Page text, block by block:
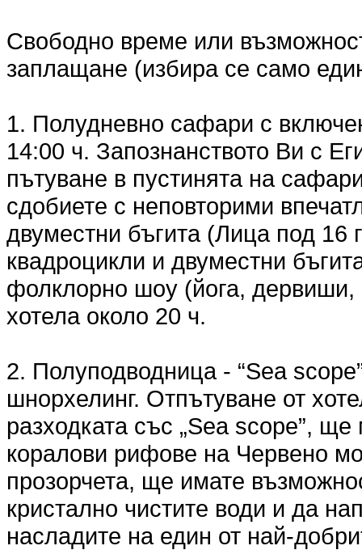
Свободно време или
заплащане (избира се само
1. Полудневно сафари с
14:00 ч. Запознанството Ви с
пътуване в пустинята на
сдобиете с неповторими
двуместни бъгита (Лица под 16
квадроцикли и двуместни
фолклорно шоу (йога,
хотела около 20 ч.
2. Полуподводница - “Sea
шнорхелинг. Отпътуване от
разходката със „Sea scope”,
коралови рифове на Червено
прозорчета, ще имате
кристално чистите води и да
насладите на един от най-